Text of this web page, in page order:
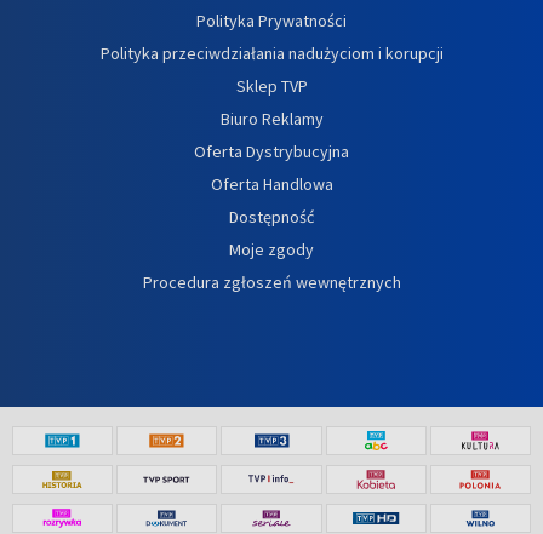
Polityka Prywatności
Polityka przeciwdziałania nadużyciom i korupcji
Sklep TVP
Biuro Reklamy
Oferta Dystrybucyjna
Oferta Handlowa
Dostępność
Moje zgody
Procedura zgłoszeń wewnętrznych